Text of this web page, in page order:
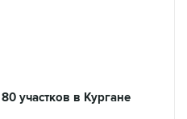
участков в Кургане